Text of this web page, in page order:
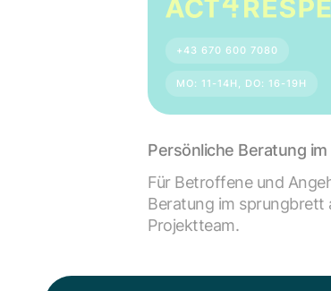
+43 670 600 7080
MO: 11-14H, DO: 16-19H
Persönliche Beratung im
Für Betroffene und
Beratung im sprungbrett
Projektteam.